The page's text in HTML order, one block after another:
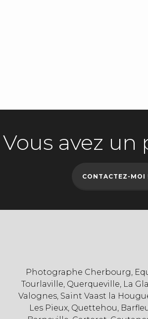
Vous avez un
CONTACTEZ-MOI
Photographe Cherbourg,
Tourlaville, Querqueville, La
Valognes, Saint Vaast la
Les Pieux, Quettehou,